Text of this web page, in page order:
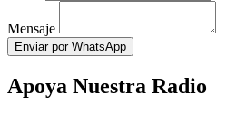
Mensaje
Enviar por WhatsApp
Apoya Nuestra Radio